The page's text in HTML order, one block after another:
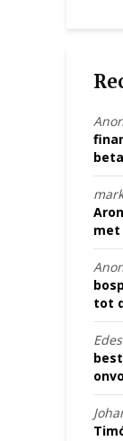
mark
met
tot